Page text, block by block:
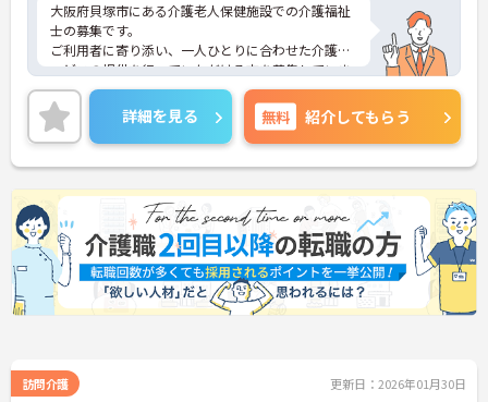
大阪府貝塚市にある介護老人保健施設での介護福祉
士の募集です。
ご利用者に寄り添い、一人ひとりに合わせた介護サ
ービスの提供を行っていただける方を募集していま
す。最寄駅より徒歩圏内とアクセスに便利な立地に
あり、通勤が苦になりません。
ご興味のある方には、面接対策ポイントなど、さら
に詳細をお話しいたしますのでお気軽にご相談くだ
さい！
詳細を見る 無料 紹介してもらう
訪問介護 更新日：2026年01月30日